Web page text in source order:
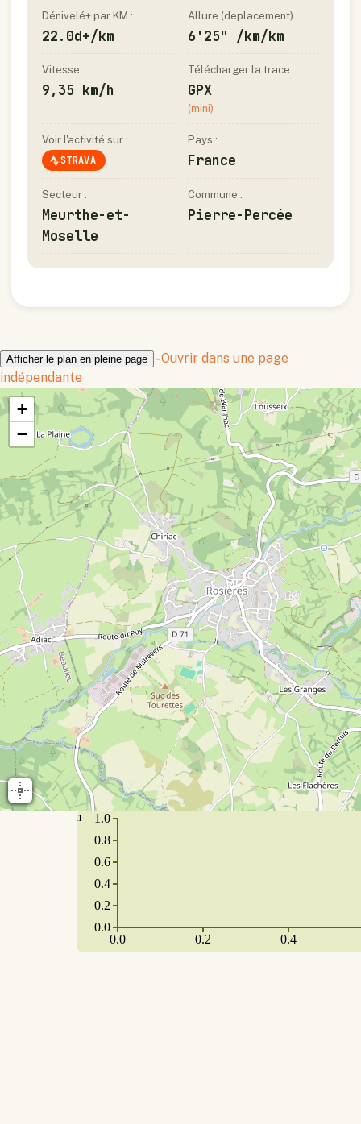
Dénivelé+ par KM :
22.0d+/km
Allure (deplacement)
6'25" /km/km
Vitesse :
9,35 km/h
Télécharger la trace :
GPX
(mini)
Voir l'activité sur :
STRAVA
Pays :
France
Secteur :
Meurthe-et-
Moselle
Commune :
Pierre-Percée
Afficher le plan en pleine page -Ouvrir dans une page
indépendante